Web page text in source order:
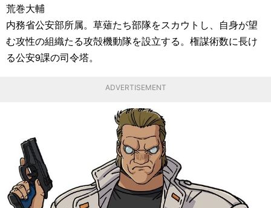
荒巻大輔
内務省公安部所属。草薙たち部隊をスカウトし、自身が望
む攻性の組織たる攻殻機動隊を設立する。権謀術数に長け
る公安9課の司令塔。
ADVERTISEMENT